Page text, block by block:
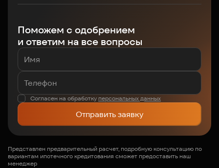
Поможем с одобрением
и ответим на все вопросы
Согласен на обработку персональных данных
Отправить заявку
Представлен предварительный расчет, подробную консультацию по
вариантам ипотечного кредитования сможет предоставить наш
менеджер